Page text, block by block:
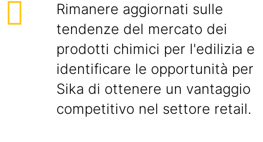
Rimanere aggiornati sulle
tendenze del mercato dei
prodotti chimici per l'edilizia e
identificare le opportunità per
Sika di ottenere un vantaggio
competitivo nel settore retail.